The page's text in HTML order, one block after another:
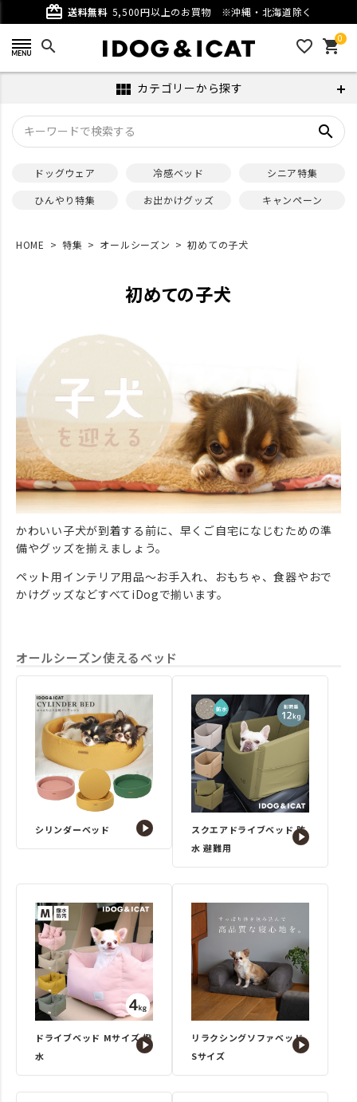
card_giftcard 送料無料 5,500円以上のお買物 ※沖縄・北海道除く
search favorite_outline 0
shopping_cart
view_module カテゴリーから探す
search
ドッグウェア 冷感ベッド
シニア特集
ひんやり特集
お出かけグッズ キャンペーン
HOME 特集 オールシーズン 初めての子犬
初めての子犬
かわいい子犬が到着する前に、早くご自宅になじむための準
備やグッズを揃えましょう。
ペット用インテリア用品～お手入れ、おもちゃ、食器やおで
かけグッズなどすべてiDogで揃います。
オールシーズン使えるベッド
シリンダーベッド
スクエアドライブベッド 防
水 避難用
ドライブベッド Mサイズ 撥
水
リラクシングソファベッド
Sサイズ